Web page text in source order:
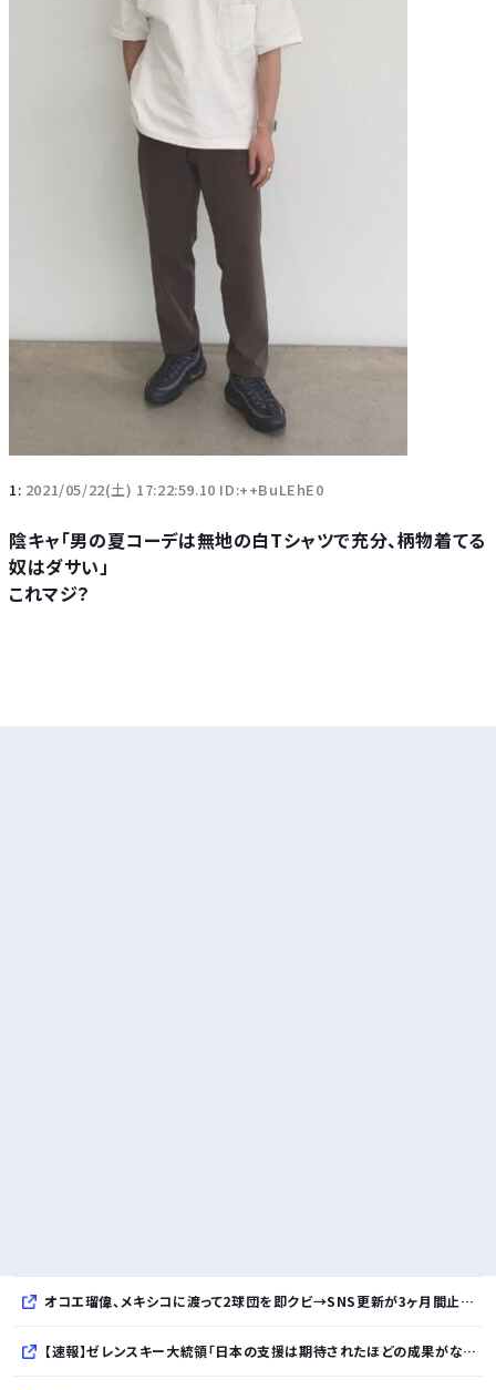
1: 2021/05/22(土) 17:22:59.10 ID:++BuLEhE0
陰キャ「男の夏コーデは無地の白Tシャツで充分、柄物着てる
奴はダサい」
これマジ？
オコエ瑠偉、メキシコに渡って2球団を即クビ→SNS更新が3ヶ月間止まって消息不明に
【速報】ゼレンスキー大統領「日本の支援は期待されたほどの成果がない」WWWWWWWWWWW